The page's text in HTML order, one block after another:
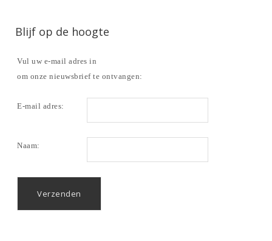
Blijf op de hoogte
Vul uw e-mail adres in
om onze nieuwsbrief te ontvangen:
E-mail adres:
Naam: